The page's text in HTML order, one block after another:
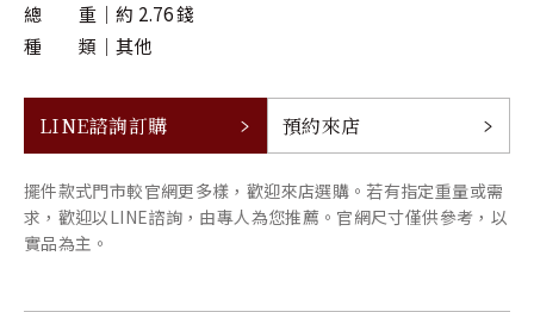
總 重
約 2.76 錢
種 類
其他
LINE諮詢訂購 預約來店
擺件款式門市較官網更多樣，歡迎來店選購。若有指定重量或需
求，歡迎以LINE諮詢，由專人為您推薦。官網尺寸僅供參考，以
實品為主。